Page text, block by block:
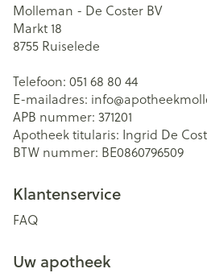
Molleman - De Coster BV
Markt 18
8755 Ruiselede
Telefoon: 051 68 80 44
E-mailadres: info@
APB nummer: 371201
Apotheek titularis: Ingrid De
BTW nummer: BE0860796509
Klantenservice
FAQ
Uw apotheek